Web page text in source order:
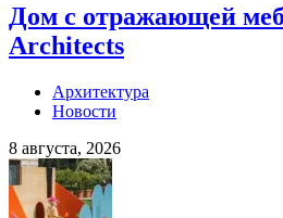
Дом с отражающей
Architects
Архитектура
Новости
8 августа, 2026